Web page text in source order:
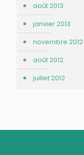
août 2013
janvier 2013
novembre 2012
août 2012
juillet 2012